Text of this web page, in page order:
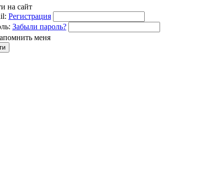
на сайт
Регистрация
Забыли пароль?
меня